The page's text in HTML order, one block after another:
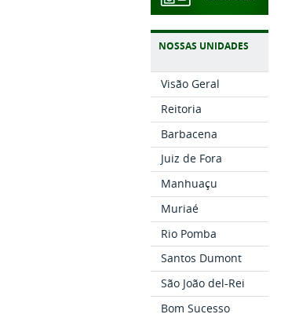
NOSSAS UNIDADES
Visão Geral
Reitoria
Barbacena
Juiz de Fora
Manhuaçu
Muriaé
Rio Pomba
Santos Dumont
São João del-Rei
Bom Sucesso